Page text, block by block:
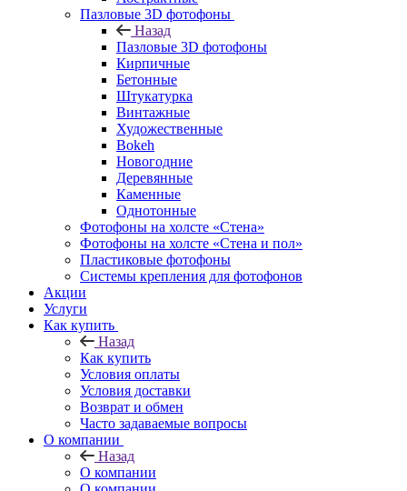
Пазловые 3D фотофоны
Назад
Пазловые 3D фотофоны
Кирпичные
Бетонные
Штукатурка
Винтажные
Художественные
Bokeh
Новогодние
Деревянные
Каменные
Однотонные
Фотофоны на холсте «Стена»
Фотофоны на холсте «Стена и пол»
Пластиковые фотофоны
Системы крепления для фотофонов
Акции
Услуги
Как купить
Назад
Как купить
Условия оплаты
Условия доставки
Возврат и обмен
Часто задаваемые вопросы
О компании
Назад
О компании